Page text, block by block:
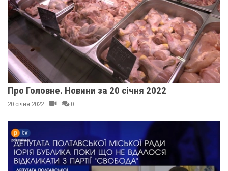
Про Головне. Новини за 20 січня 2022
20 січня 2022 0